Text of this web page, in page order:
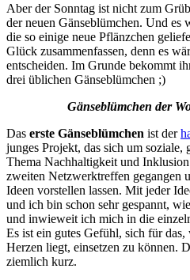
Aber der Sonntag ist nicht zum
der neuen Gänseblümchen. Und es
die so einige neue Pflänzchen
Glück zusammenfassen, denn es
entscheiden. Im Grunde bekommt
drei üblichen Gänseblümchen ;)
Gänseblümchen der
Das erste Gänseblümchen ist der
junges Projekt, das sich um soziale,
Thema Nachhaltigkeit und
zweiten Netzwerktreffen gegangen
Ideen vorstellen lassen. Mit jeder
und ich bin schon sehr gespannt,
und inwieweit ich mich in die
Es ist ein gutes Gefühl, sich für
Herzen liegt, einsetzen zu können.
ziemlich kurz.